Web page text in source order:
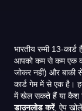
भारतीय रम्मी 13-कार्ड
आपको कम से कम एक
जोकर नहीं) और बाकी
कार्ड गेम में से एक है।
में खेल सकते हैं या कैश
डाउनलोड करें, ऐप